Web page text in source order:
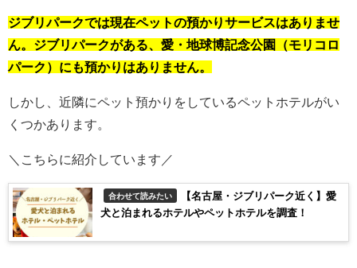
ジブリパークでは現在ペットの預かりサービスはありませ
ん。ジブリパークがある、愛・地球博記念公園（モリコロ
パーク）にも預かりはありません。
しかし、近隣にペット預かりをしているペットホテルがい
くつかあります。
＼こちらに紹介しています／
合わせて読みたい
【名古屋・ジブリパーク近く】愛
犬と泊まれるホテルやペットホテルを調査！